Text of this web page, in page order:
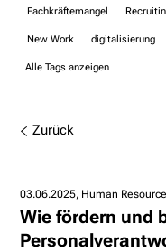
Fachkräftemangel
New Work digitalisierung
Alle Tags anzeigen
Zurück
03.06.2025 Human
Wie fördern und